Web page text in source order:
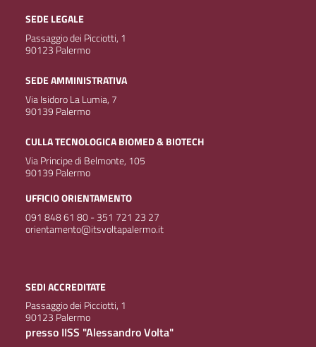
SEDE LEGALE
Passaggio dei Picciotti, 1
90123 Palermo
SEDE AMMINISTRATIVA
Via Isidoro La Lumia, 7
90139 Palermo
CULLA TECNOLOGICA BIOMED & BIOTECH
Via Principe di Belmonte, 105
90139 Palermo
UFFICIO ORIENTAMENTO
091 848 61 80 - 351 721 23 27
orientamento@itsvoltapalermo.it
SEDI ACCREDITATE
Passaggio dei Picciotti, 1
90123 Palermo
presso IISS "Alessandro Volta"